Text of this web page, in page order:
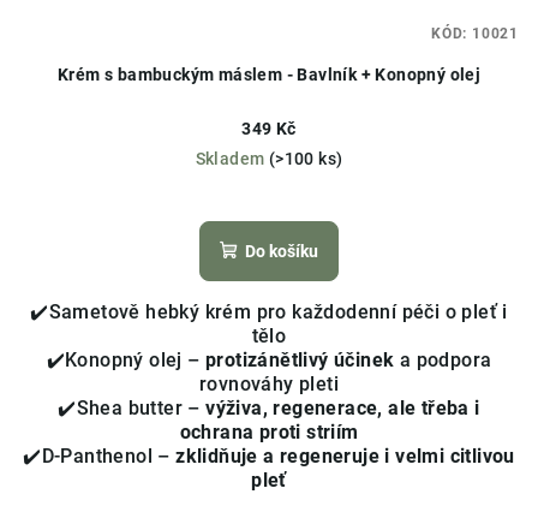
Krém s bambuckým máslem - Bavlník + Konopný olej
349 Kč
Skladem (>100 ks)
hodnocení
produktu
z
5
hvězdiček.
Do košíku
✔️Sametově hebký krém pro každodenní péči o pleť i
tělo
✔️Konopný olej – protizánětlivý účinek a podpora
rovnováhy pleti
✔️Shea butter –výživa, regenerace, ale třeba i
ochrana proti striím
✔️D-Panthenol –zklidňuje a regeneruje i velmi citlivou
pleť
KÓD: 10021